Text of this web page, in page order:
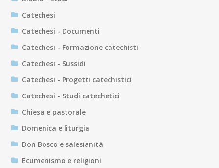
Catechesi
Catechesi - Documenti
Catechesi - Formazione catechisti
Catechesi - Sussidi
Catechesi - Progetti catechistici
Catechesi - Studi catechetici
Chiesa e pastorale
Domenica e liturgia
Don Bosco e salesianità
Ecumenismo e religioni